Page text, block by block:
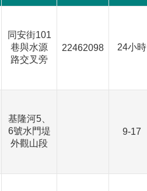
同安街101
巷與水源
路交叉旁
22462098 24小時
基隆河5、
6號水門堤
外觀山段
9-17